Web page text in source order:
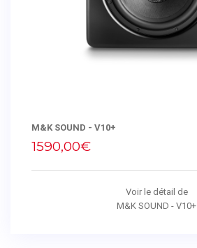
M&K SOUND - V10+
1590,00€
Voir le détail de
M&K SOUND - V10+